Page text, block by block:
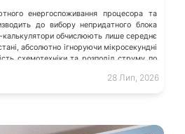
енергоспоживання процесора та
до вибору непридатного блока
калькулятори обчислюють лише середнє
абсолютно ігноруючи мікросекундні
схемотехніки та розподіл струму по
які технічні параметри насправді
живлення та як правильно підібрати
28 Лип, 2026